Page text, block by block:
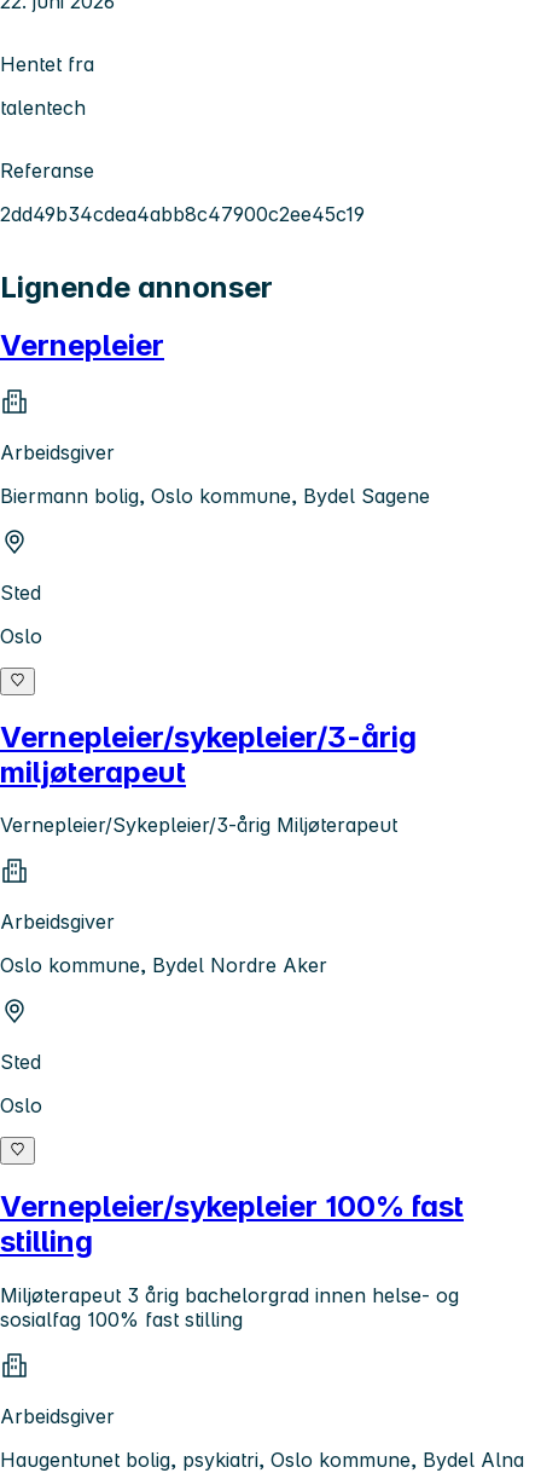
Hentet fra
talentech
Referanse
2dd49b34cdea4abb8c47900c2ee45c19
Lignende annonser
Vernepleier
Arbeidsgiver
Biermann bolig, Oslo kommune, Bydel Sagene
Sted
Oslo
Vernepleier/sykepleier/3-årig
miljøterapeut
Vernepleier/Sykepleier/3-årig Miljøterapeut
Arbeidsgiver
Oslo kommune, Bydel Nordre Aker
Sted
Oslo
Vernepleier/sykepleier 100% fast
stilling
Miljøterapeut 3 årig bachelorgrad innen helse- og
sosialfag 100% fast stilling
Arbeidsgiver
Haugentunet bolig, psykiatri, Oslo kommune, Bydel Alna